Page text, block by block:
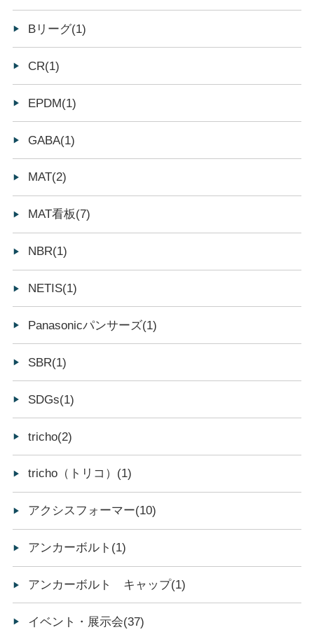
Bリーグ(1)
CR(1)
EPDM(1)
GABA(1)
MAT(2)
MAT看板(7)
NBR(1)
NETIS(1)
Panasonicパンサーズ(1)
SBR(1)
SDGs(1)
tricho(2)
tricho（トリコ）(1)
アクシスフォーマー(10)
アンカーボルト(1)
アンカーボルト キャップ(1)
イベント・展示会(37)